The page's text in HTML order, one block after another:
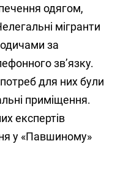
одягом,
мігранти
за
зв’язку.
для них були
приміщення.
експертів
у «Павшиному»